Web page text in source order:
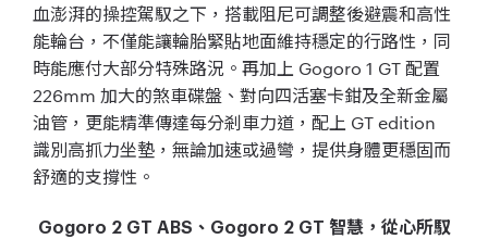
血澎湃的操控駕馭之下，搭載阻尼可調整後避震和高性
能輪台，不僅能讓輪胎緊貼地面維持穩定的行路性，同
時能應付大部分特殊路況。再加上 Gogoro 1 GT 配置
226mm 加大的煞車碟盤、對向四活塞卡鉗及全新金屬
油管，更能精準傳達每分剎車力道，配上 GT edition
識別高抓力坐墊，無論加速或過彎，提供身體更穩固而
舒適的支撐性。
Gogoro 2 GT ABS、Gogoro 2 GT 智慧，從心所馭